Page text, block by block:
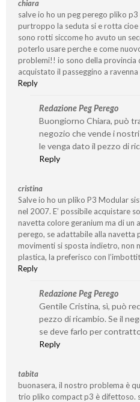
chiara
salve io ho un peg perego pliko
purtroppo la seduta si e rotta cioe
sono rotti siccome ho avuto un
poterlo usare perche e come
problemi!! io sono della provincia
acquistato il passeggino a
Reply
Redazione Peg Perego
Buongiorno Chiara, può
negozio che vende i
le venga dato il pezzo di
Reply
cristina
Salve io ho un pliko P3 Modular
nel 2007. E’ possibile acquistare
navetta colore geranium ma di un
perego, se adattabile alla navetta
movimenti si sposta indietro, non
plastica, la preferisco con
Reply
Redazione Peg Perego
Gentile Cristina, sì, può
pezzo di ricambio. Se il
se deve farlo per
Reply
tabita
buonasera, il nostro problema è
trio pliko compact p3 è difettoso.